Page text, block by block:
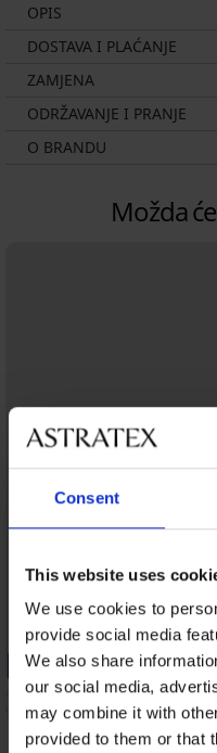
Consent
This website uses
We use cookies to
provide social media
We also share
our social media,
may combine it with
provided to them or that
OPIS
DOSTAVA I PLAĆANJE
ZAMJENA
ODRŽAVANJE I PRANJE
O BRANDU
Možda
-20% BRA20